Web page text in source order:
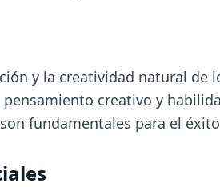
y la creatividad natural de
creativo y
son fundamentales para el